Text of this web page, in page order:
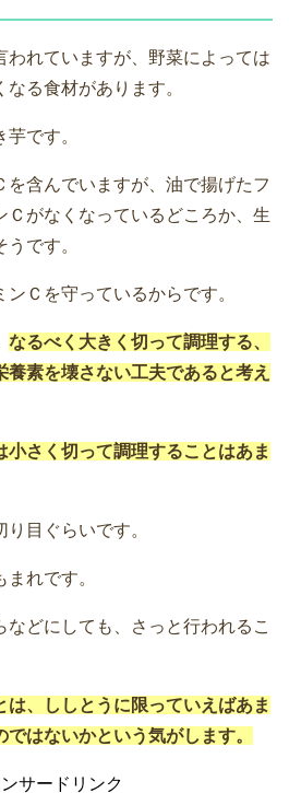
われていますが、野菜によっては
る食材があります。
です。
を含んでいますが、油で揚げたフ
Ｃがなくなっているどころか、生
です。
Ｃを守っているからです。
なるべく大きく切って調理する、
養素を壊さない工夫であると考え
小さく切って調理することはあま
目ぐらいです。
れです。
どにしても、さっと行われるこ
、ししとうに限っていえばあま
はないかという気がします。
サードリンク